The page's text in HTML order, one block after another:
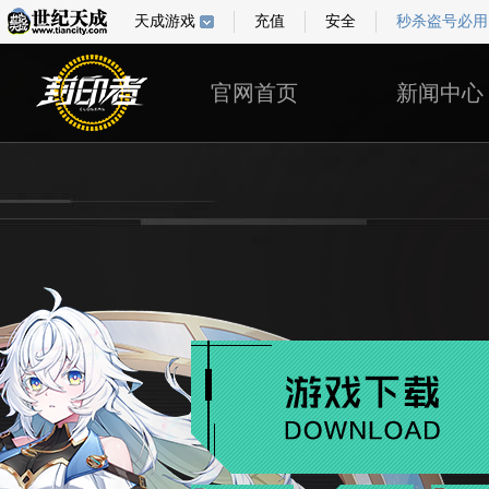
天成游戏 充值 安全 秒杀盗号必用
官网首页 新闻中心